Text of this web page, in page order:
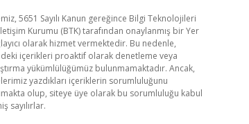
5651 Sayılı Kanun gereğince Bilgi Teknolojileri
Kurumu (BTK) tarafından onaylanmış bir Yer
olarak hizmet vermektedir. Bu nedenle,
içerikleri proaktif olarak denetleme veya
yükümlülüğümüz bulunmamaktadır. Ancak,
yazdıkları içeriklerin sorumluluğunu
olup, siteye üye olarak bu sorumluluğu kabul
sayılırlar.